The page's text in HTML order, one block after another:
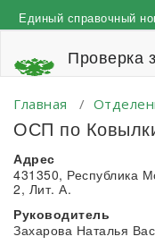
к
Единый справочный
Проверка
Главная /
ОСП по
Адрес
431350, Республика
2, Лит. А.
Руководитель
Захарова Наталья